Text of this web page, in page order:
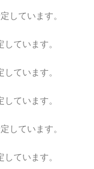
しています。
ています。
ています。
ています。
しています。
ています。